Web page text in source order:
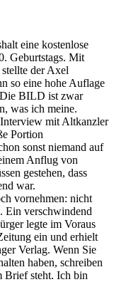
eine kostenlose
Geburtstags. Mit
der Axel
so eine hohe Auflage
Die BILD ist zwar
was ich meine.
mit Altkanzler
Portion
sonst niemand auf
Anflug von
gestehen, dass
war.
vornehmen: nicht
Ein verschwindend
legte im Voraus
ein und erhielt
Verlag. Wenn Sie
haben, schreiben
Brief steht. Ich bin